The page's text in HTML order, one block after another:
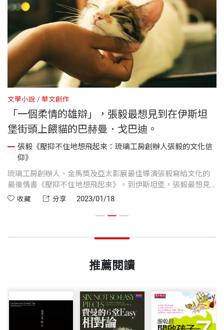
文學小說 華文創作
「一個柔情的雄辯」，張毅最想見到在伊斯坦
堡街頭上餵貓的巴赫曼．戈巴迪。
張毅《壓抑不住地想飛起來：琉璃工房創辦人張毅的文化信
仰》
琉璃工房創辦人、金馬獎及亞太影展最佳導演張毅寫給文化的
最後情書《壓抑不住地想飛起來》。到伊斯坦堡，張毅最想見
到在伊斯坦堡街頭上餵貓的巴赫曼．戈巴迪。如果見不到巴赫
收藏 分享 2023/01/18
推薦閱讀